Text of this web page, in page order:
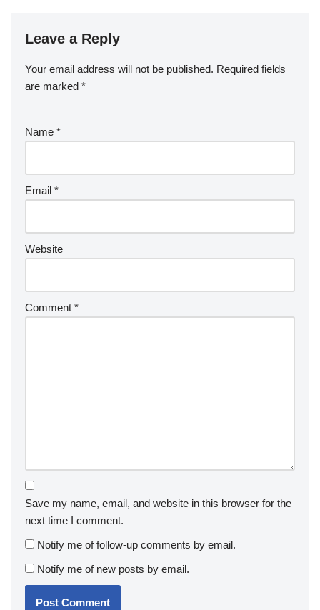
Leave a Reply
Your email address will not be published. Required fields
are marked *
Name *
Email *
Website
Comment *
Save my name, email, and website in this browser for the
next time I comment.
Notify me of follow-up comments by email.
Notify me of new posts by email.